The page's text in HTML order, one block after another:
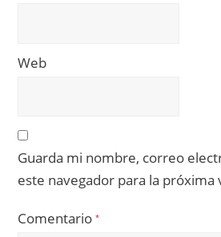
Web
Guarda mi nombre, correo
este navegador para la próxima
Comentario*